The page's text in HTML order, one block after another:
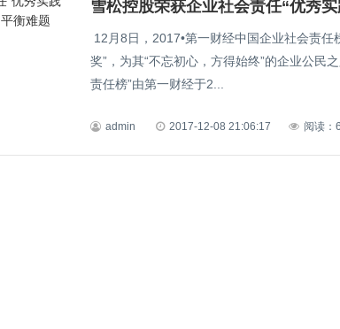
12月8日，2017•第一财经中国企业社会责
奖”，为其“不忘初心，方得始终”的企业公民
责任榜”由第一财经于2...
admin 2017-12-08 21:06:17 阅读：